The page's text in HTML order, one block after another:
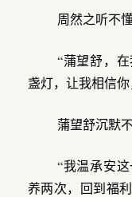
周然之听不
“蒲望舒，
盏灯，让我相信
蒲望舒沉默
“我温承安
养两次，回到福